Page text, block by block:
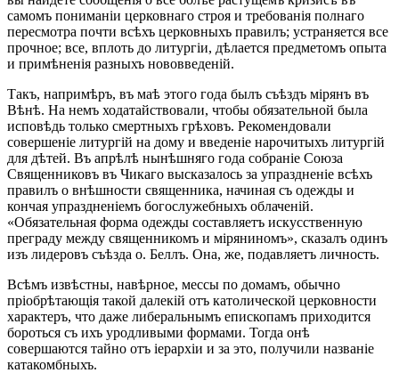
самомъ пониманіи церковнаго строя и требованія полнаго
пересмотра почти всѣхъ церковныхъ правилъ; устраняется все
прочное; все, вплоть до литургіи, дѣлается предметомъ опыта
и примѣненія разныхъ нововведеній.
Такъ, напримѣръ, въ маѣ этого года былъ съѣздъ мірянъ въ
Вѣнѣ. На немъ ходатайствовали, чтобы обязательной была
исповѣдь только смертныхъ грѣховъ. Рекомендовали
совершеніе литургій на дому и введеніе нарочитыхъ литургій
для дѣтей. Въ апрѣлѣ нынѣшняго года собраніе Союза
Священниковъ въ Чикаго высказалось за упраздненіе всѣхъ
правилъ о внѣшности священника, начиная съ одежды и
кончая упраздненіемъ богослужебныхъ облаченій.
«Обязательная форма одежды составляетъ искусственную
преграду между священникомъ и міряниномъ», сказалъ одинъ
изъ лидеровъ съѣзда о. Беллъ. Она, же, подавляетъ личность.
Всѣмъ извѣстны, навѣрное, мессы по домамъ, обычно
пріобрѣтающія такой далекій отъ католической церковности
характеръ, что даже либеральнымъ епископамъ приходится
бороться съ ихъ уродливыми формами. Тогда онѣ
совершаются тайно отъ іерархіи и за это, получили названіе
катакомбныхъ.